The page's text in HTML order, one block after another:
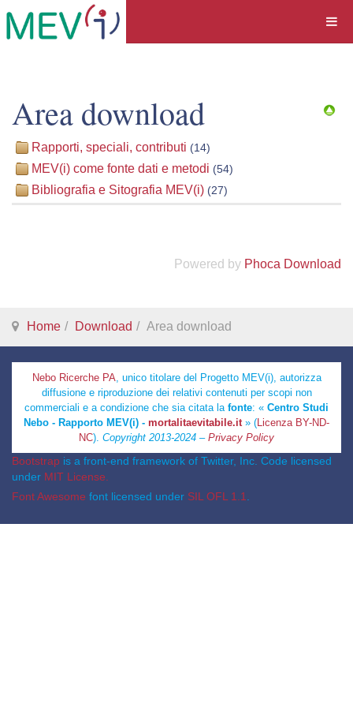
Area download
Rapporti, speciali, contributi (14)
MEV(i) come fonte dati e metodi (54)
Bibliografia e Sitografia MEV(i) (27)
Powered by Phoca Download
Home Download Area download
Nebo Ricerche PA, unico titolare del Progetto MEV(i), autorizza
diffusione e riproduzione dei relativi contenuti per scopi non
commerciali e a condizione che sia citata la fonte: « Centro Studi
Nebo - Rapporto MEV(i) - mortalitaevitabile.it» (Licenza BY-ND-
NC). Copyright 2013-2024 – Privacy Policy
Bootstrap is a front-end framework of Twitter, Inc. Code licensed
under MIT License.
Font Awesome font licensed under SIL OFL 1.1